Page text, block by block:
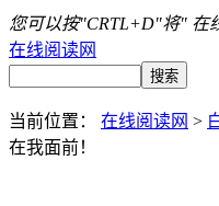
您可以按"CRTL+D"将" 在
在线阅读网
当前位置： 在线阅读网 >
在我面前！